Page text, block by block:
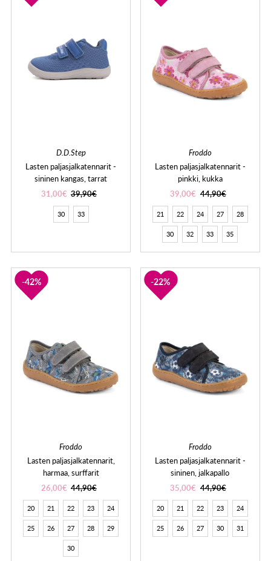
D.D.Step
Lasten paljasjalkatennarit -
sininen kangas, tarrat
31,00€ 39,90€
30 33
Froddo
Lasten paljasjalkatennarit -
pinkki, kukka
39,00€ 44,90€
21 22 24 27 28
30 32 33 35
42%
Froddo
Lasten paljasjalkatennarit,
harmaa, surffarit
26,00€ 44,90€
20 21 22 23 24
25 26 27 28 29
30
22%
Froddo
Lasten paljasjalkatennarit -
sininen, jalkapallo
35,00€ 44,90€
20 21 22 23 24
25 26 27 30 31